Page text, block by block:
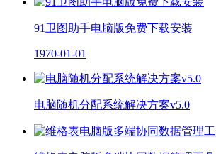
91卫图助手电脑版免费下载安装
1970-01-01
电脑随机分配系统解决方案v5.0